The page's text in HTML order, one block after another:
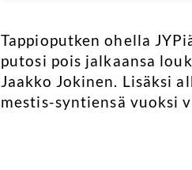
Tappioputken ohella
putosi pois jalkaansa
Jaakko Jokinen. Lisäksi
mestis-syntiensä vuoksi